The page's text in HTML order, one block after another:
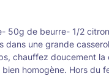
50g de beurre- 1/2
une grande
chauffez doucement
homogène. Hors du